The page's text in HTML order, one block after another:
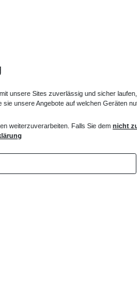
Dämm- und Schutzband
€ *
MwSt.
unsere Sites zuverlässig und sicher
unsere Angebote auf welchen Geräten
weiterzuverarbeiten. Falls Sie dem nicht